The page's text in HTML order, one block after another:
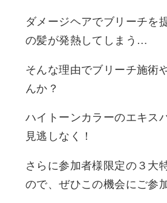
ダメージヘアでブリーチを
の髪が発熱してしまう…
そんな理由でブリーチ施術
んか？
ハイトーンカラーのエキス
見逃しなく！
さらに参加者様限定の３大
ので、ぜひこの機会にご参